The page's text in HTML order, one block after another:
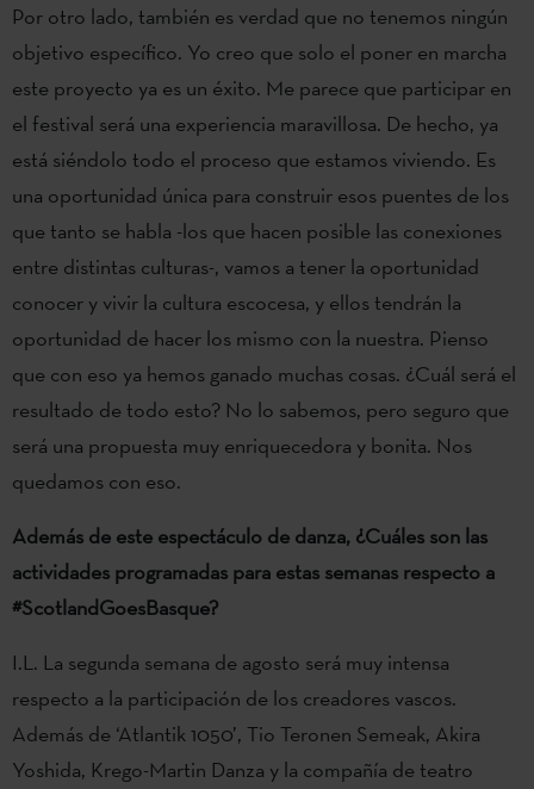
Por otro lado, también es verdad que no tenemos ningún
objetivo específico. Yo creo que solo el poner en marcha
este proyecto ya es un éxito. Me parece que participar en
el festival será una experiencia maravillosa. De hecho, ya
está siéndolo todo el proceso que estamos viviendo. Es
una oportunidad única para construir esos puentes de los
que tanto se habla -los que hacen posible las conexiones
entre distintas culturas-, vamos a tener la oportunidad
conocer y vivir la cultura escocesa, y ellos tendrán la
oportunidad de hacer los mismo con la nuestra. Pienso
que con eso ya hemos ganado muchas cosas. ¿Cuál será el
resultado de todo esto? No lo sabemos, pero seguro que
será una propuesta muy enriquecedora y bonita. Nos
quedamos con eso.
Además de este espectáculo de danza, ¿Cuáles son las
actividades programadas para estas semanas respecto a
#ScotlandGoesBasque?
I.L. La segunda semana de agosto será muy intensa
respecto a la participación de los creadores vascos.
Además de ‘Atlantik 1050’, Tio Teronen Semeak, Akira
Yoshida, Krego-Martin Danza y la compañía de teatro